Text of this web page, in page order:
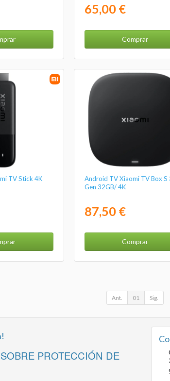
65,00 €
Comprar
TV Stick 4K
Android TV Xiaomi TV Box S
Gen 32GB/ 4K
87,50 €
Comprar
Ant. 01 Sig.
PROTECCIÓN DE